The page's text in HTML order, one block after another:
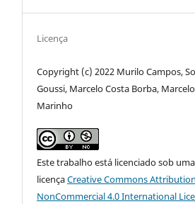
Licença
Copyright (c) 2022 Murilo Campos,
Goussi, Marcelo Costa Borba, Marcelo
Marinho
Este trabalho está licenciado sob uma
licençaCreative Commons
NonCommercial 4.0 International